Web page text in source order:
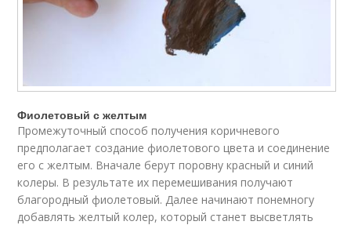
Фиолетовый с желтым
Промежуточный способ получения коричневого
предполагает создание фиолетового цвета и соединение
его с желтым. Вначале берут поровну красный и синий
колеры. В результате их перемешивания получают
благородный фиолетовый. Далее начинают понемногу
добавлять желтый колер, который станет высветлять